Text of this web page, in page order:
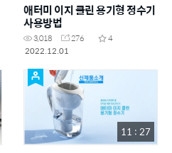
애터미 이지 클린 용기형 정수기
사용방법
3,018 276
4
2022.12.01
11 : 27